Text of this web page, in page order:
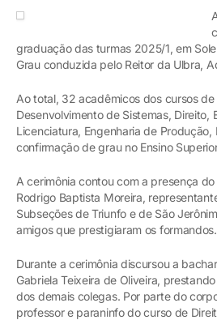
graduação das turmas 2025/1, em
Grau conduzida pelo Reitor da Ulbra,
Ao total, 32 acadêmicos dos cursos
Desenvolvimento de Sistemas, Direito,
Licenciatura, Engenharia de Produção,
confirmação de grau no Ensino
A cerimônia contou com a presença
Rodrigo Baptista Moreira,
Subseções de Triunfo e de São
amigos que prestigiaram os formandos.
Durante a cerimônia discursou a
Gabriela Teixeira de Oliveira,
dos demais colegas. Por parte do
professor e paraninfo do curso de